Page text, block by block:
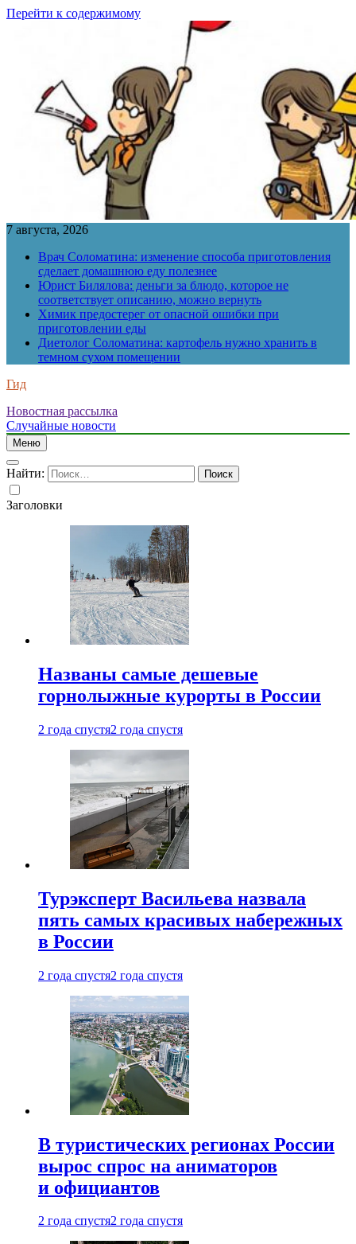
Перейти к содержимому
7 августа, 2026
Врач Соломатина: изменение способа приготовления
сделает домашнюю еду полезнее
Юрист Билялова: деньги за блюдо, которое не
соответствует описанию, можно вернуть
Химик предостерег от опасной ошибки при
приготовлении еды
Диетолог Соломатина: картофель нужно хранить в
темном сухом помещении
Гид
Новостная рассылка
Случайные новости
Меню
Найти:
Заголовки
Названы самые дешевые
горнолыжные курорты в России
2 года спустя2 года спустя
Турэксперт Васильева назвала
пять самых красивых набережных
в России
2 года спустя2 года спустя
В туристических регионах России
вырос спрос на аниматоров
и официантов
2 года спустя2 года спустя